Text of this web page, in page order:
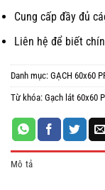
Cung cấp đầy đủ
Liên hệ để biết
Danh mục: GẠCH 60x60
Từ khóa: Gạch lát 60x60
Mô tả